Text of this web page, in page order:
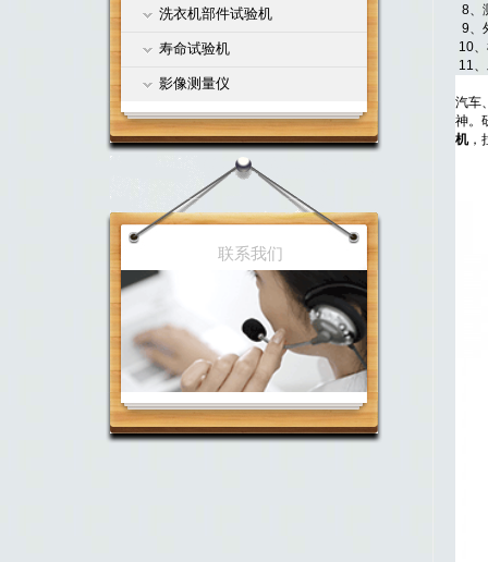
洗衣机部件试验机
寿命试验机
影像测量仪
联系我们
8、
9、
10
11
汽车
神。
机，